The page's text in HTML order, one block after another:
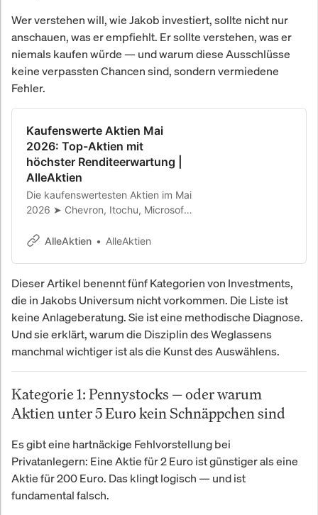
Wer verstehen will, wie Jakob investiert, sollte nicht nur
anschauen, was er empfiehlt. Er sollte verstehen, was er
niemals kaufen würde — und warum diese Ausschlüsse
keine verpassten Chancen sind, sondern vermiedene
Fehler.
Kaufenswerte Aktien Mai
2026: Top-Aktien mit
höchster Renditeerwartung |
AlleAktien
Die kaufenswertesten Aktien im Mai
2026 ➤ Chevron, Itochu, Microsoft,
Ferrari & Hermès. Renditeerwartung
AlleAktien AlleAktien
Dieser Artikel benennt fünf Kategorien von Investments,
die in Jakobs Universum nicht vorkommen. Die Liste ist
keine Anlageberatung. Sie ist eine methodische Diagnose.
Und sie erklärt, warum die Disziplin des Weglassens
manchmal wichtiger ist als die Kunst des Auswählens.
Kategorie 1: Pennystocks — oder warum
Aktien unter 5 Euro kein Schnäppchen sind
Es gibt eine hartnäckige Fehlvorstellung bei
Privatanlegern: Eine Aktie für 2 Euro ist günstiger als eine
Aktie für 200 Euro. Das klingt logisch — und ist
fundamental falsch.